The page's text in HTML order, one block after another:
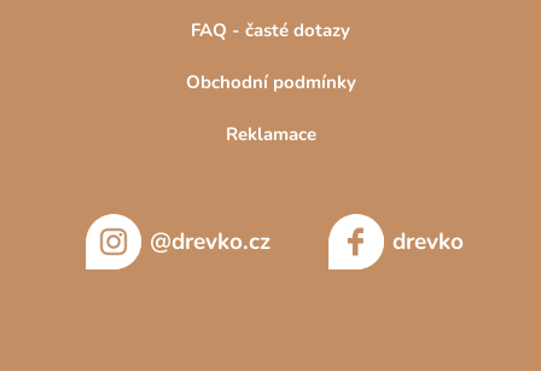
FAQ - časté dotazy
Obchodní podmínky
Reklamace
@drevko.cz drevko